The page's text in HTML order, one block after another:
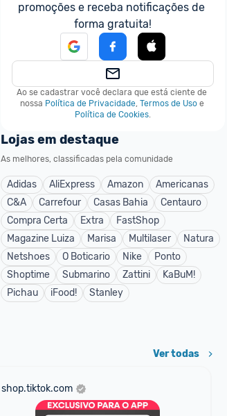
promoções e receba notificações de
forma gratuita!
Ao se cadastrar você declara que está ciente de
nossa Política de Privacidade, Termos de Uso e
Política de Cookies.
Lojas em destaque
As melhores, classificadas pela comunidade
Adidas AliExpress Amazon
Americanas
C&A
Carrefour Casas Bahia
Centauro
Compra Certa
Extra
FastShop
Magazine Luiza
Marisa Multilaser
Natura
Netshoes
O Boticario Nike
Ponto
Shoptime
Submarino Zattini
KaBuM!
Pichau
iFood! Stanley
Ver todas
shop.tiktok.com